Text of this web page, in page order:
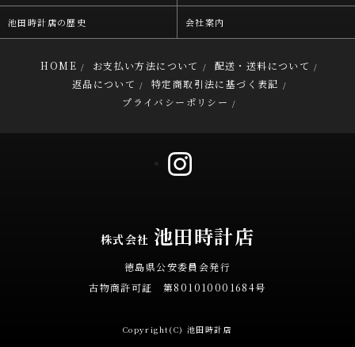
池田時計店の歴史 会社案内
HOME / お支払い方法について / 配送・送料について /
返品について / 特定商取引法に基づく表記 /
プライバシーポリシー /
株式会社 池田時計店
徳島県公安委員会発行
古物商許可証 第801010001684号
Copyright(C) 池田時計店